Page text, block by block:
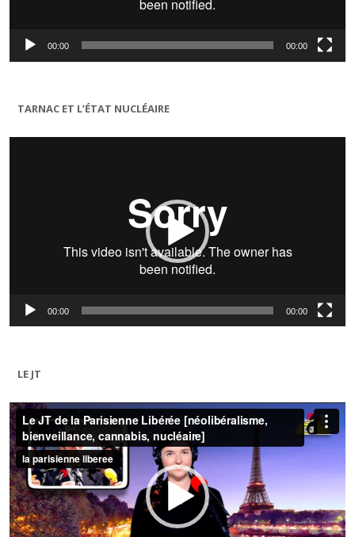
00:00 00:00
TARNAC ET L’ÉTAT NUCLÉAIRE
Lecteur
00:00 00:00
LE JT
Lecteur
vidéo